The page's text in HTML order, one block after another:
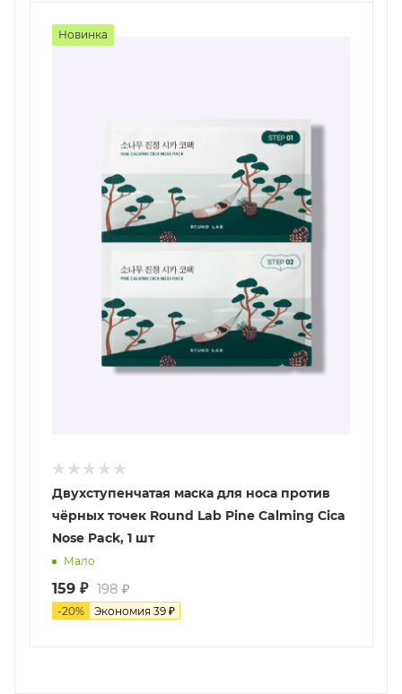
Новинка
Двухступенчатая маска для носа против
чёрных точек Round Lab Pine Calming Cica
Nose Pack, 1 шт
Мало
159 ₽ 198 ₽
-20% Экономия 39 ₽